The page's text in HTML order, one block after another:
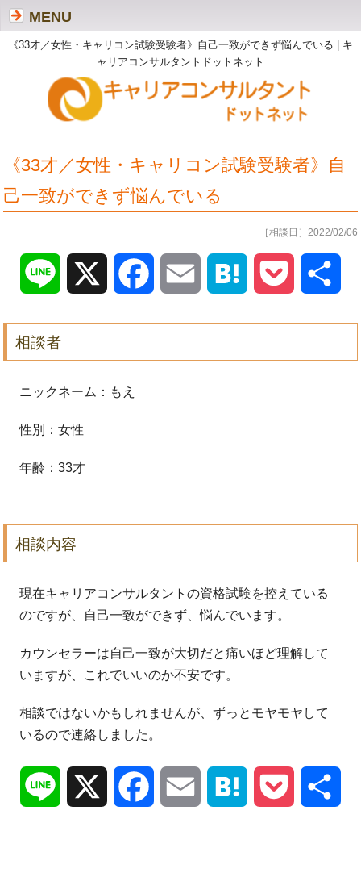
《33才／女性・キャリコン試験受験者》自己一致ができず悩んでいる | キ
ャリアコンサルタントドットネット
MENU
《33才／女性・キャリコン試験受験者》自
己一致ができず悩んでいる
［相談日］2022/02/06
Line Facebook Email Hatena Pocket
相談者
ニックネーム：もえ
性別：女性
年齢：33才
相談内容
現在キャリアコンサルタントの資格試験を控えている
のですが、自己一致ができず、悩んでいます。
カウンセラーは自己一致が大切だと痛いほど理解して
いますが、これでいいのか不安です。
相談ではないかもしれませんが、ずっとモヤモヤして
いるので連絡しました。
Line Facebook Email Hatena Pocket